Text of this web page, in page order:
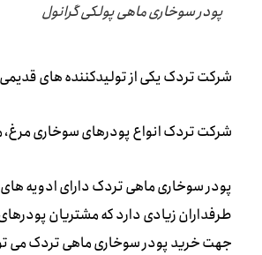
پودر سوخاری ماهی پولکی گرانول
شرکت تردک یکی از تولیدکننده های قدیمی
شرکت تردک انواع پودرهای سوخاری مرغ،
پودر سوخاری ماهی تردک دارای ادویه
طرفداران زیادی دارد که مشتریان
جهت خرید پودر سوخاری ماهی تردک می